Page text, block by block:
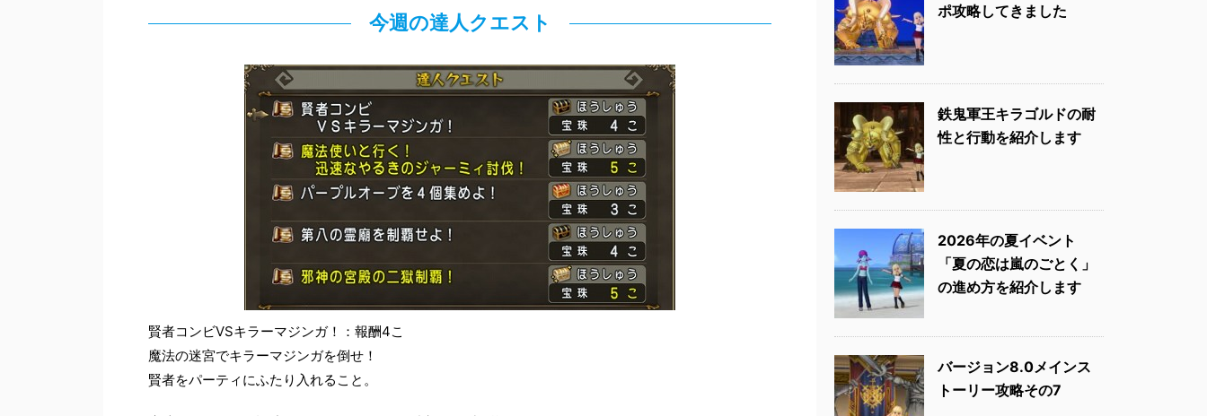
今週の達人クエスト
賢者コンビVSキラーマジンガ！：報酬4こ
魔法の迷宮でキラーマジンガを倒せ！
賢者をパーティにふたり入れること。
ポ攻略してきました
鉄鬼軍王キラゴルドの耐
性と行動を紹介します
2026年の夏イベント
「夏の恋は嵐のごとく」
の進め方を紹介します
バージョン8.0メインス
トーリー攻略その7